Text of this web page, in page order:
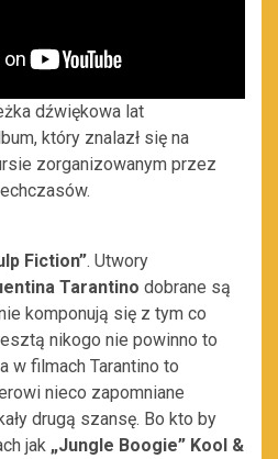
dźwiękowa lat
który znalazł się na
zorganizowanym przez
Fiction”. Utwory
Tarantino dobrane są
komponują się z tym co
nikogo nie powinno to
w filmach Tarantino to
nieco zapomniane
drugą szansę. Bo kto by
jak „Jungle Boogie” Kool &